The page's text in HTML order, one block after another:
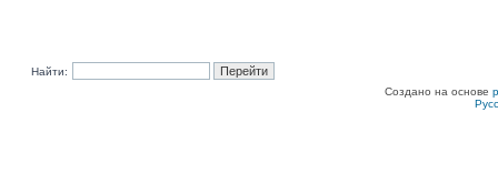
Найти:
Создано на основе